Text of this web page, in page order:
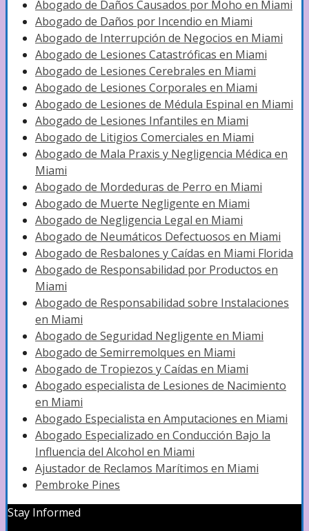
Abogado de Daños Causados por Moho en Miami
Abogado de Daños por Incendio en Miami
Abogado de Interrupción de Negocios en Miami
Abogado de Lesiones Catastróficas en Miami
Abogado de Lesiones Cerebrales en Miami
Abogado de Lesiones Corporales en Miami
Abogado de Lesiones de Médula Espinal en Miami
Abogado de Lesiones Infantiles en Miami
Abogado de Litigios Comerciales en Miami
Abogado de Mala Praxis y Negligencia Médica en
Miami
Abogado de Mordeduras de Perro en Miami
Abogado de Muerte Negligente en Miami
Abogado de Negligencia Legal en Miami
Abogado de Neumáticos Defectuosos en Miami
Abogado de Resbalones y Caídas en Miami Florida
Abogado de Responsabilidad por Productos en
Miami
Abogado de Responsabilidad sobre Instalaciones
en Miami
Abogado de Seguridad Negligente en Miami
Abogado de Semirremolques en Miami
Abogado de Tropiezos y Caídas en Miami
Abogado especialista de Lesiones de Nacimiento
en Miami
Abogado Especialista en Amputaciones en Miami
Abogado Especializado en Conducción Bajo la
Influencia del Alcohol en Miami
Ajustador de Reclamos Marítimos en Miami
Pembroke‌ ‌Pines‌
Stay Informed